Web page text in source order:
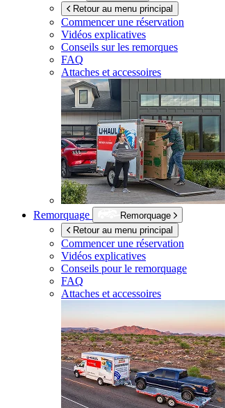
Retour au menu principal
Commencer une réservation
Vidéos explicatives
Conseils sur les remorques
FAQ
Attaches et accessoires
Remorquage
Remorquage
Retour au menu principal
Commencer une réservation
Vidéos explicatives
Conseils pour le remorquage
FAQ
Attaches et accessoires